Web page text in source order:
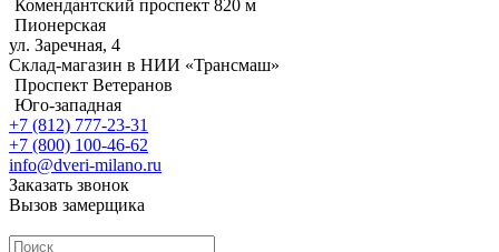
Комендантский проспект 820 м
Пионерская
ул. Заречная, 4
Склад-магазин в НИИ «Трансмаш»
Проспект Ветеранов
Юго-западная
+7 (812) 777-23-31
+7 (800) 100-46-62
info@dveri-milano.ru
Заказать звонок
Вызов замерщика